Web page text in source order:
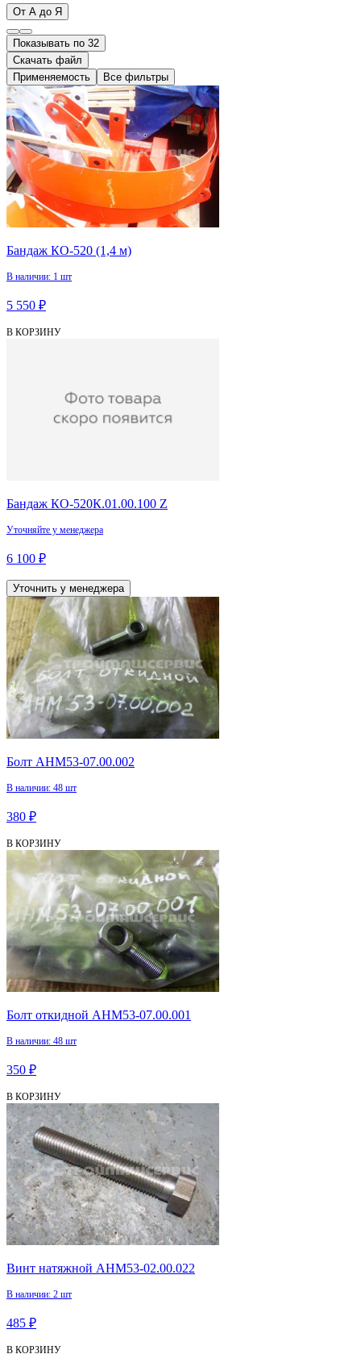
От А до Я
Показывать по 32
Скачать файл
Применяемость
Все фильтры
Бандаж КО-520 (1,4 м)
В наличии: 1 шт
5 550 ₽
В КОРЗИНУ
Бандаж КО-520К.01.00.100 Z
Уточняйте у менеджера
6 100 ₽
Уточнить у менеджера
Болт АНМ53-07.00.002
В наличии: 48 шт
380 ₽
В КОРЗИНУ
Болт откидной АНМ53-07.00.001
В наличии: 48 шт
350 ₽
В КОРЗИНУ
Винт натяжной АНМ53-02.00.022
В наличии: 2 шт
485 ₽
В КОРЗИНУ